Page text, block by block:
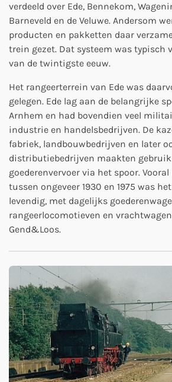
verdeeld over Ede, Bennekom,
Barneveld en de Veluwe. Andersom
producten en pakketten daar
trein gezet. Dat systeem was typisch
van de twintigste eeuw.
Het rangeerterrein van Ede was
gelegen. Ede lag aan de belangrijke
Arnhem en had bovendien veel
industrie en handelsbedrijven. De
fabriek, landbouwbedrijven en later
distributiebedrijven maakten
goederenvervoer via het spoor.
tussen ongeveer 1930 en 1975 was
levendig, met dagelijks
rangeerlocomotieven en
Gend&Loos.